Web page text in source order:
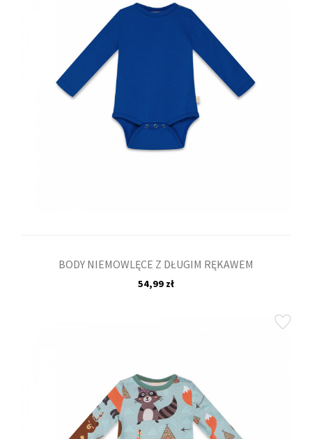
BODY NIEMOWLĘCE Z DŁUGIM RĘKAWEM
54,99 zł